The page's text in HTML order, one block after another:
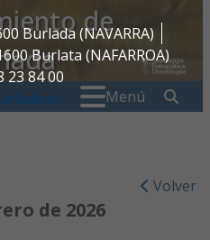
Burlada (NAVARRA)
Burlata (NAFARROA)
23 84 00
de
Menú
Volver
de 2026